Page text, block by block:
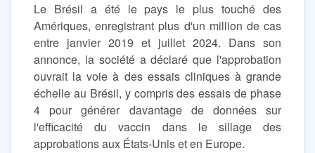
Le Brésil a été le pays le plus touché des
Amériques, enregistrant plus d'un million de cas
entre janvier 2019 et juillet 2024. Dans son
annonce, la société a déclaré que l'approbation
ouvrait la voie à des essais cliniques à grande
échelle au Brésil, y compris des essais de phase
4 pour générer davantage de données sur
l'efficacité du vaccin dans le sillage des
approbations aux États-Unis et en Europe.